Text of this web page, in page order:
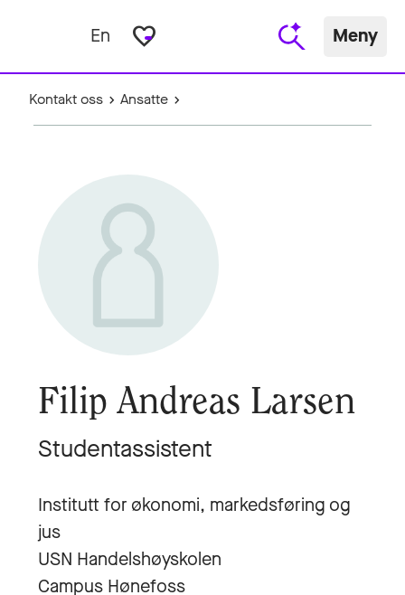
En favorite_border Meny
Kontakt oss Ansatte
Filip Andreas Larsen
Studentassistent
Institutt for økonomi, markedsføring og
jus
USN Handelshøyskolen
Campus Hønefoss